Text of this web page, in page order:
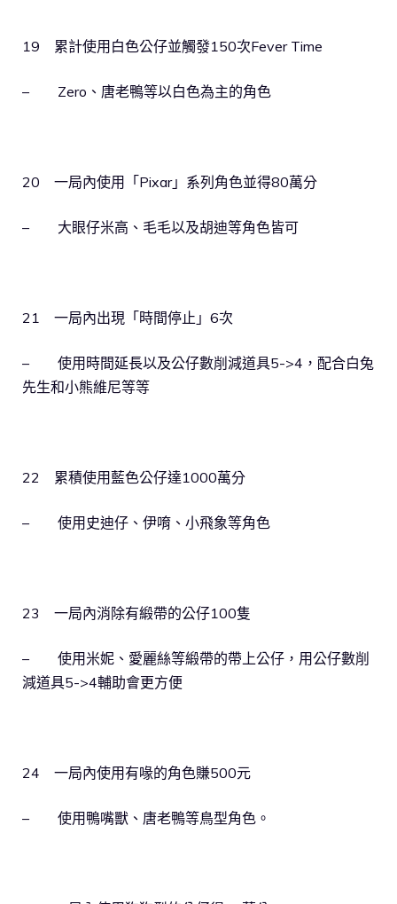
19 累計使用白色公仔並觸發150次Fever Time
– Zero、唐老鴨等以白色為主的角色
20 一局內使用「Pixar」系列角色並得80萬分
– 大眼仔米高、毛毛以及胡迪等角色皆可
21 一局內出現「時間停止」6次
– 使用時間延長以及公仔數削減道具5->4，配合白兔
先生和小熊維尼等等
22 累積使用藍色公仔達1000萬分
– 使用史迪仔、伊唷、小飛象等角色
23 一局內消除有緞帶的公仔100隻
– 使用米妮、愛麗絲等緞帶的帶上公仔，用公仔數削
減道具5->4輔助會更方便
24 一局內使用有喙的角色賺500元
– 使用鴨嘴獸、唐老鴨等鳥型角色。